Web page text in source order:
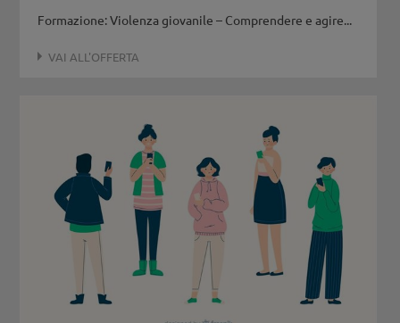
Formazione: Violenza giovanile – Comprendere e agire...
VAI ALL'OFFERTA